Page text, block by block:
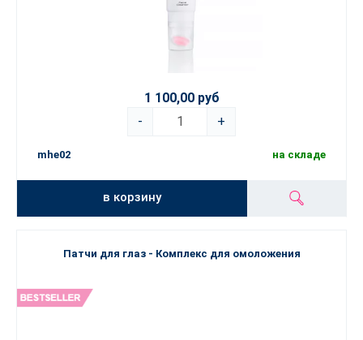
1 100,00 руб
-
+
mhe02 на складе
в корзину
Патчи для глаз - Комплекс для омоложения